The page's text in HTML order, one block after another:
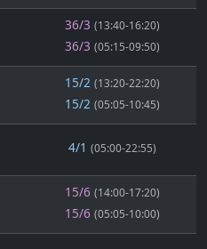
36/3 (13:40-16:20)
36/3 (05:15-09:50)
15/2 (13:20-22:20)
15/2 (05:05-10:45)
4/1 (05:00-22:55)
15/6 (14:00-17:20)
15/6 (05:05-10:00)